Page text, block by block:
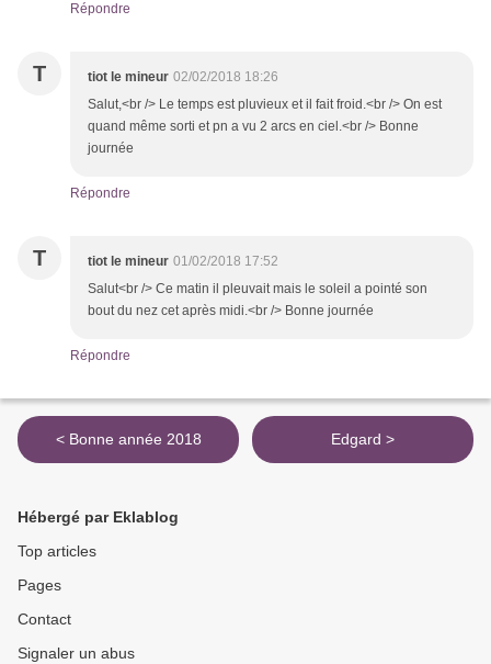
Répondre
T tiot le mineur 02/02/2018 18:26
Salut,<br /> Le temps est pluvieux et il fait froid.<br /> On est
quand même sorti et pn a vu 2 arcs en ciel.<br /> Bonne
journée
Répondre
T tiot le mineur 01/02/2018 17:52
Salut<br /> Ce matin il pleuvait mais le soleil a pointé son
bout du nez cet après midi.<br /> Bonne journée
Répondre
< Bonne année 2018 Edgard >
Hébergé par Eklablog
Top articles
Pages
Contact
Signaler un abus